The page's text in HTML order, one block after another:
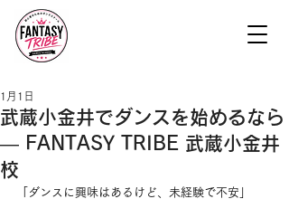
武蔵小金井でダンスを始めるなら
― FANTASY TRIBE 武蔵小金井
校
1月1日
「ダンスに興味はあるけど、未経験で不安」